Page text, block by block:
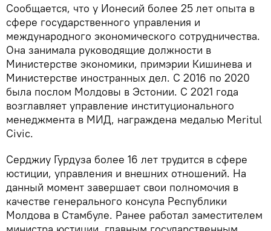
Сообщается, что у Ионесий более 25 лет опыта в
сфере государственного управления и
международного экономического сотрудничества.
Она занимала руководящие должности в
Министерстве экономики, примэрии Кишинева и
Министерстве иностранных дел. С 2016 по 2020
была послом Молдовы в Эстонии. С 2021 года
возглавляет управление институционального
менеджмента в МИД, награждена медалью Meritul
Civic.
Серджиу Гурдуза более 16 лет трудится в сфере
юстиции, управления и внешних отношений. На
данный момент завершает свои полномочия в
качестве генерального консула Республики
Молдова в Стамбуле. Ранее работал заместителем